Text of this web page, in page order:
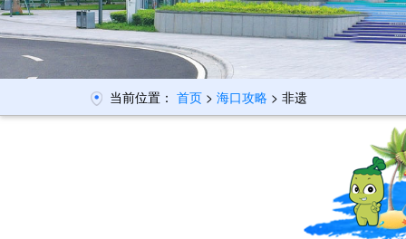
当前位置： 首页 > 海口攻略 > 非遗